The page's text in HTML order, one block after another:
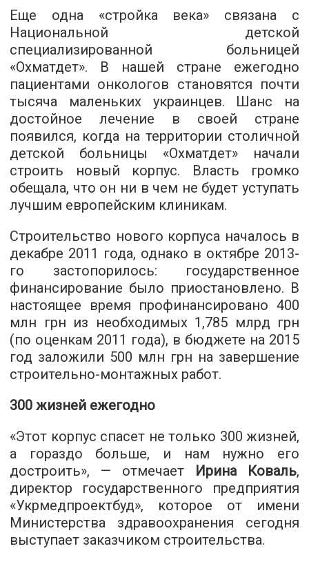
Еще одна «стройка века» связана с
Национальной детской
специализированной больницей
«Охматдет». В нашей стране ежегодно
пациентами онкологов становятся почти
тысяча маленьких украинцев. Шанс на
достойное лечение в своей стране
появился, когда на территории столичной
детской больницы «Охматдет» начали
строить новый корпус. Власть громко
обещала, что он ни в чем не будет уступать
лучшим европейским клиникам.
Строительство нового корпуса началось в
декабре 2011 года, однако в октябре 2013-
го застопорилось: государственное
финансирование было приостановлено. В
настоящее время профинансировано 400
млн грн из необходимых 1,785 млрд грн
(по оценкам 2011 года), в бюджете на 2015
год заложили 500 млн грн на завершение
строительно-монтажных работ.
300 жизней ежегодно
«Этот корпус спасет не только 300 жизней,
а гораздо больше, и нам нужно его
достроить», — отмечает Ирина Коваль,
директор государственного предприятия
«Укрмедпроектбуд», которое от имени
Министерства здравоохранения сегодня
выступает заказчиком строительства.